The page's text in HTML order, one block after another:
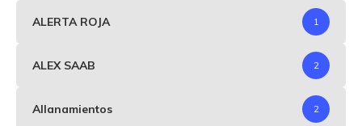
ALERTA ROJA 1
ALEX SAAB 2
Allanamientos 2